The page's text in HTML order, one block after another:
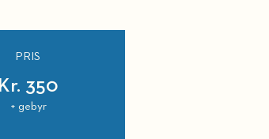
PRIS
Kr. 350
+ gebyr